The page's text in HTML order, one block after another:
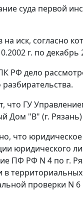
суда первой
на иск, согласно
г. по
РФ дело
что ГУ
Дом "В" (г.
что
юридического
ПФ РФ N 4 по г.
в
проверки N 6